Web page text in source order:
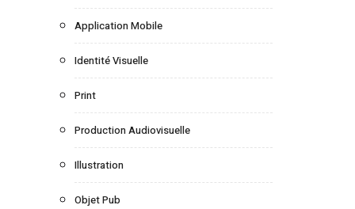
Application Mobile
Identité Visuelle
Print
Production Audiovisuelle
Illustration
Objet Pub